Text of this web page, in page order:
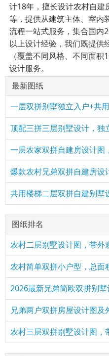
计18年，擅长设计农村自
等，提供从建筑主体、室内
流程一站式服务，集合国内
以上设计经验，我们既提供
（覆盖不同风格、不同面
设计服务。
最新图纸
一层农家双拼自建房设计图
爆款农村兄弟双拼自建房设
共用楼梯二层双拼自建别墅
图纸排名
农村二层别墅设计图，带外
2026最新兄弟简欧双拼别
兄弟两户双拼房屋设计图及
农村三层双拼别墅设计图，